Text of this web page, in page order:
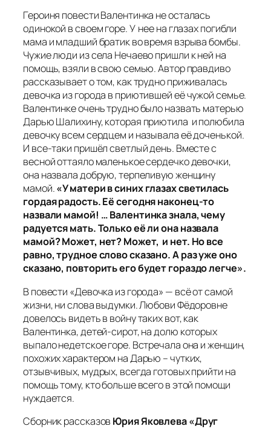
Героиня повести Валентинка не осталась
одинокой в своем горе. У нее на глазах погибли
мама и младший братик во время взрыва бомбы.
Чужие люди из села Нечаево пришли к ней на
помощь, взяли в свою семью. Автор правдиво
рассказывает о том, как трудно приживалась
девочка из города в приютившей её чужой семье.
Валентинке очень трудно было назвать матерью
Дарью Шалихину, которая приютила и полюбила
девочку всем сердцем и называла её доченькой.
И все-таки пришёл светлый день. Вместе с
весной оттаяло маленькое сердечко девочки,
она назвала добрую, терпеливую женщину
мамой.«У матери в синих глазах светилась
гордая радость. Её сегодня наконец-то
назвали мамой! … Валентинка знала, чему
радуется мать. Только её ли она назвала
мамой? Может, нет? Может, и нет. Но все
равно, трудное слово сказано. А раз уже оно
сказано, повторить его будет гораздо легче».
В повести «Девочка из города» — всё от самой
жизни, ни слова выдумки. Любови Фёдоровне
довелось видеть в войну таких вот, как
Валентинка, детей-сирот, на долю которых
выпало недетское горе. Встречала она и женщин,
похожих характером на Дарью – чутких,
отзывчивых, мудрых, всегда готовых прийти на
помощь тому, кто больше всего в этой помощи
нуждается.
Сборник рассказов Юрия Яковлева «Друг